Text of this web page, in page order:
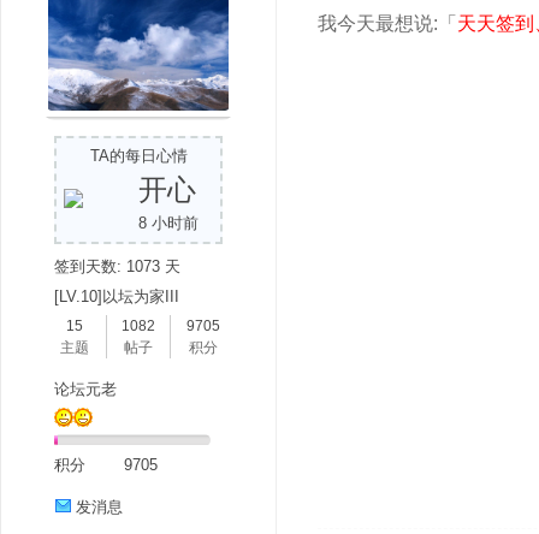
TA的每日心情
开心
8 小时前
签到天数: 1073 天
[LV.10]以坛为家III
15
主题
1082
帖子
9705
积分
论坛元老
积分 9705
发消息
我今天最想说:「 天天签